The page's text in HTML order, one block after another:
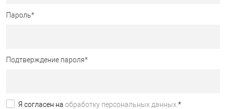
Пароль*
Подтверждение пароля*
Я согласен на обработку персональных данных. *